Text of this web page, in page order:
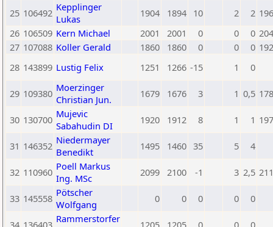
25 106492 Kepplinger
Lukas
1904 1894 10 2 2
26 106509 Kern Michael 2001 2001 0 0 0
27 107088 Koller Gerald 1860 1860 0 0 0
28 143899 Lustig Felix 1251 1266 -15 1 0
29 109380 Moerzinger
Christian Jun.
1679 1676 3 1 0,5
30 130700 Mujevic
Sabahudin DI
1920 1912 8 1 1
31 146352 Niedermayer
Benedikt
1495 1460 35 5 4
32 110960 Poell Markus
Ing. MSc
2099 2100 -1 3 2,5
33 145558 Pötscher
Wolfgang
0 0 0 0 0
34 136403 Rammerstorfer
1205 1205 0 0 0